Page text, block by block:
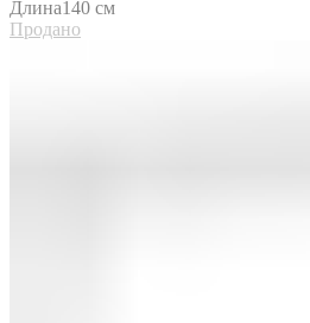
Длина140 см
Продано